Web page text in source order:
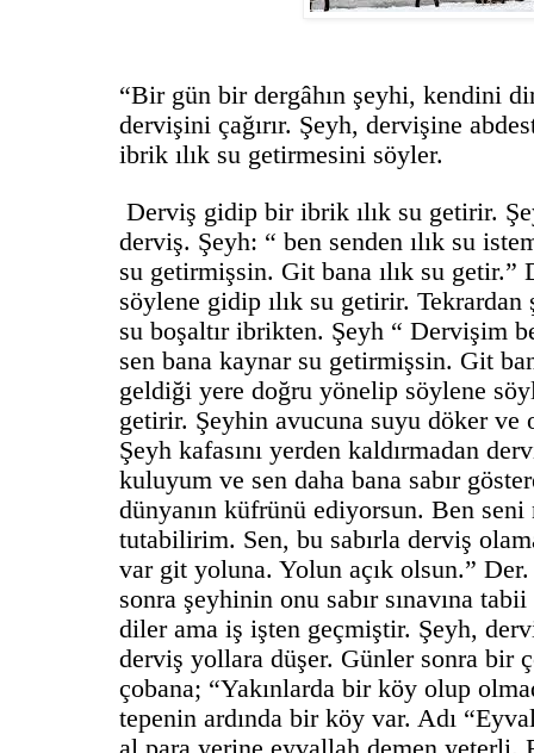
“Bir gün bir dergâhın şeyhi, kendini
dervişini çağırır. Şeyh, dervişine
ibrik ılık su getirmesini söyler.
Derviş gidip bir ibrik ılık su getirir.
derviş. Şeyh: “ ben senden ılık su
su getirmişsin. Git bana ılık su getir.”
söylene gidip ılık su getirir.
su boşaltır ibrikten. Şeyh “ Dervişim
sen bana kaynar su getirmişsin. Git
geldiği yere doğru yönelip söylene
getirir. Şeyhin avucuna suyu döker ve
Şeyh kafasını yerden kaldırmadan
kuluyum ve sen daha bana sabır
dünyanın küfrünü ediyorsun. Ben seni
tutabilirim. Sen, bu sabırla derviş
var git yoluna. Yolun açık olsun.”
sonra şeyhinin onu sabır sınavına
diler ama iş işten geçmiştir. Şeyh,
derviş yollara düşer. Günler sonra bir
çobana; “Yakınlarda bir köy olup
tepenin ardında bir köy var. Adı